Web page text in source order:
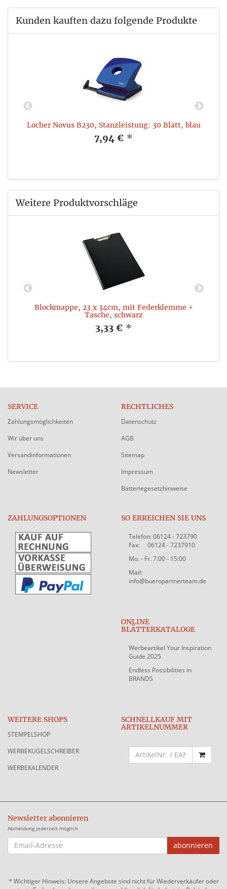
Kunden kauften dazu folgende Produkte
Locher Novus B230, Stanzleistung: 30 Blatt, blau
7,94 € *
Weitere Produktvorschläge
Blockmappe, 23 x 34cm, mit Federklemme +
Tasche, schwarz
3,33 € *
SERVICE
Zahlungsmöglichkeiten
Wir über uns
Versandinformationen
Newsletter
RECHTLICHES
Datenschutz
AGB
Sitemap
Impressum
Batteriegesetzhinweise
ZAHLUNGSOPTIONEN SO ERREICHEN SIE UNS
Telefon: 06124 - 723790
Fax: 06124 - 7237910
Mo. - Fr. 7:00 - 15:00
Mail:
info@bueropartnerteam.de
ONLINE
BLÄTTERKATALOGE
Werbeartikel Your Inspiration
Guide 2025
Endless Possibilities in
BRANDS
WEITERE SHOPS
STEMPELSHOP
WERBEKUGELSCHREIBER
WERBEKALENDER
SCHNELLKAUF MIT
ARTIKELNUMMER
Newsletter abonnieren
Abmeldung jederzeit möglich
EMAIL-
ADRESSE
abonnieren
* Wichtiger Hinweis: Unsere Angebote sind nicht für Wiederverkäufer oder